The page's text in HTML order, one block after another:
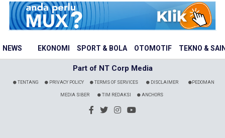
NEWS EKONOMI SPORT & BOLA OTOMOTIF TEKNO &
Part of NT Corp Media
TENTANG PRIVACY POLICY TERMS OF SERVICES DISCLAIMER PEDOMAN
MEDIA SIBER TIM REDAKSI ANCHORS